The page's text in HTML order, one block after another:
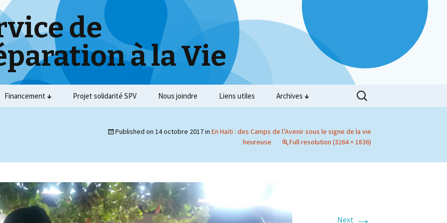
de
à la Vie
Financement Projet solidarité SPV Nous joindre Liens utiles Archives
Published on 14 octobre 2017in En Haïti : des Camps de l’Avenir sous le signe de la vie
heureuse
Full resolution (3264 × 1836)
Next →